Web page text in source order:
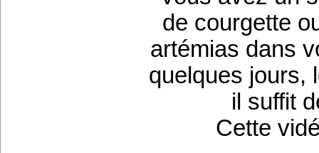
de courgette
artémias dans
quelques jours,
il suffit
Cette